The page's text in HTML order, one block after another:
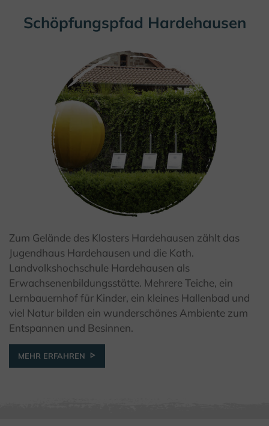
Schöpfungspfad Hardehausen
© Kulturland Kreis Höxter / F. Grawe
Zum Gelände des Klosters Hardehausen zählt das
Jugendhaus Hardehausen und die Kath.
Landvolkshochschule Hardehausen als
Erwachsenenbildungsstätte. Mehrere Teiche, ein
Lernbauernhof für Kinder, ein kleines Hallenbad und
viel Natur bilden ein wunderschönes Ambiente zum
Entspannen und Besinnen.
MEHR ERFAHREN